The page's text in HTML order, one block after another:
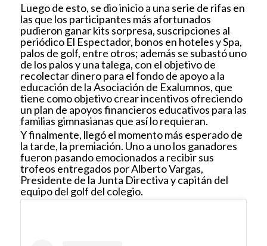
Luego de esto, se dio inicio a una serie de rifas en
las que los participantes más afortunados
pudieron ganar kits sorpresa, suscripciones al
periódico El Espectador, bonos en hoteles y Spa,
palos de golf, entre otros; además se subastó uno
de los palos y una talega, con el objetivo de
recolectar dinero para el fondo de apoyo a la
educación de la Asociación de Exalumnos, que
tiene como objetivocrear incentivos ofreciendo
un plan de apoyos financieros educativos para las
familias gimnasianas que así lo requieran.
Y finalmente, llegó el momento más esperado de
la tarde, la premiación. Uno a uno los ganadores
fueron pasando emocionados a recibir sus
trofeos entregados por Alberto Vargas,
Presidente de la Junta Directiva y capitán del
equipo del golf del colegio.